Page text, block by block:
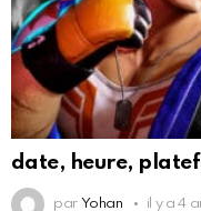
date, heure,
par Yohan il y a 4